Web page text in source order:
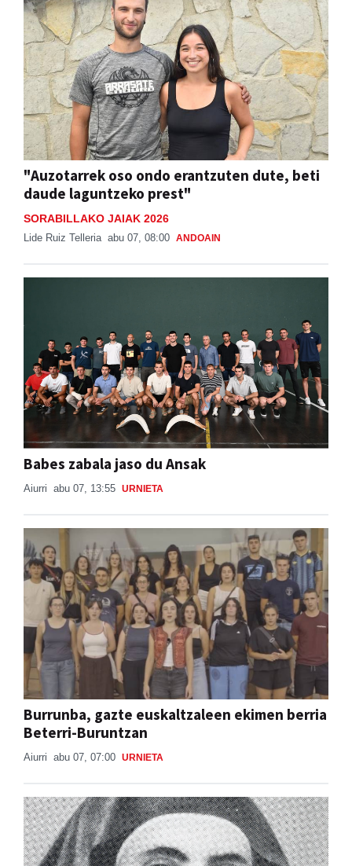
"Auzotarrek oso ondo erantzuten dute, beti
daude laguntzeko prest"
SORABILLAKO JAIAK 2026
Lide Ruiz Telleria abu 07, 08:00 ANDOAIN
Babes zabala jaso du Ansak
Aiurri abu 07, 13:55 URNIETA
Burrunba, gazte euskaltzaleen ekimen berria
Beterri-Buruntzan
Aiurri abu 07, 07:00 URNIETA